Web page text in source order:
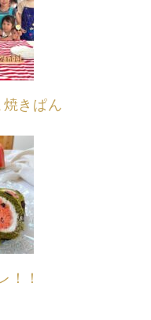
焼きぱん
！！